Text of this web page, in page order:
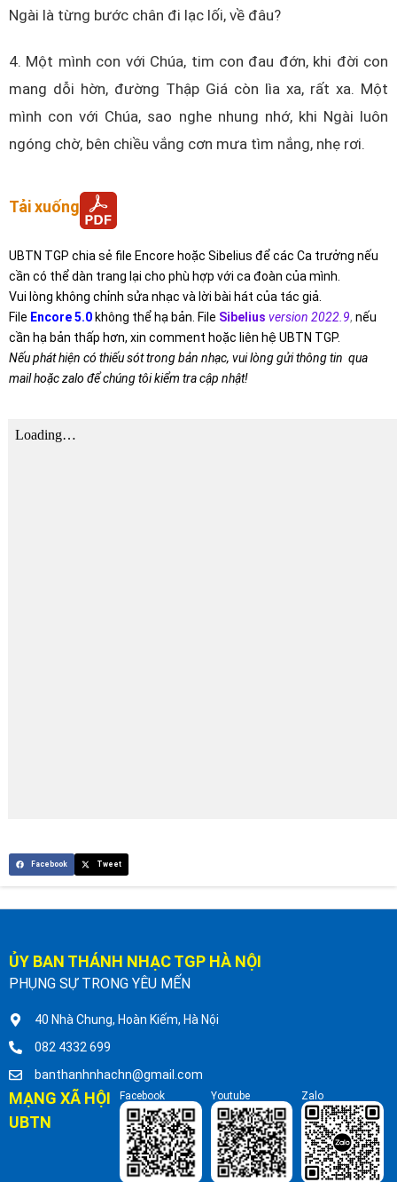
Ngài là từng bước chân đi lạc lối, về đâu?
4. Một mình con với Chúa, tim con đau đớn, khi đời con
mang dỗi hờn, đường Thập Giá còn lìa xa, rất xa. Một
mình con với Chúa, sao nghe nhung nhớ, khi Ngài luôn
ngóng chờ, bên chiều vắng cơn mưa tìm nắng, nhẹ rơi.
Tải xuống
UBTN TGP chia sẻ file Encore hoặc Sibelius để các Ca trưởng nếu
cần có thể dàn trang lại cho phù hợp với ca đoàn của mình.
Vui lòng không chỉnh sửa nhạc và lời bài hát của tác giả.
File Encore 5.0 không thể hạ bản. File Sibelius version 2022.9, nếu
cần hạ bản thấp hơn, xin comment hoặc liên hệ UBTN TGP.
Nếu phát hiện có thiếu sót trong bản nhạc, vui lòng gửi thông tin qua
mail hoặc zalo để chúng tôi kiểm tra cập nhật!
Facebook Tweet
ỦY BAN THÁNH NHẠC TGP HÀ NỘI
PHỤNG SỰ TRONG YÊU MẾN
40 Nhà Chung, Hoàn Kiếm, Hà Nội
082 4332 699
banthanhnhachn@gmail.com
MẠNG XÃ HỘI
UBTN
Facebook Youtube Zalo